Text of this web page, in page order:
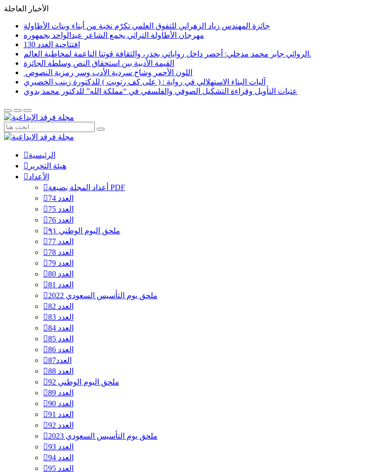
الأخبار العاجلة
جائزة المهندس زياد الزهراني للتفوق العلمي تكرّم نخبة من أبناء وبنات الأطاولة
مهرجان الأطاولة التراثي يجمع الشاعر عبدالواحد بجمهوره
افتتاحية العدد 130
الروائي جابر محمد مدخلي: أحضر داخل رواياتي بحذر، والثقافة قوتنا الناعمة لمخاطبة العالم.
القيمة الأدبية بين استحقاق النص وسلطة الجائزة
​ اللون الأحمر وشاح سردية الأدب وسر رمزية النصوص
آليات البناء الاستهلالي في رواية : ( على كف رتويت ) للدكتورة زينب الخضيري
عتبات التأويل وقراءة التشكيل الصوفي والفلسفي في “مملكة الله” للدكتور محمد بدوي
الرئيسية
هيئة التحرير
الأعداد
أعداد المجلة بصيغة PDF
العدد 74
العدد 75
العدد 76
ملحق اليوم الوطني ٩١
العدد 77
العدد 78
العدد 79
العدد 80
العدد 81
ملحق يوم التأسيس السعودي 2022
العدد 82
العدد 83
العدد 84
العدد 85
العدد 86
العدد87
العدد 88
ملحق اليوم الوطني 92
العدد 89
العدد 90
العدد 91
العدد 92
ملحق يوم التأسيس السعودي 2023
العدد 93
العدد 94
العدد 95